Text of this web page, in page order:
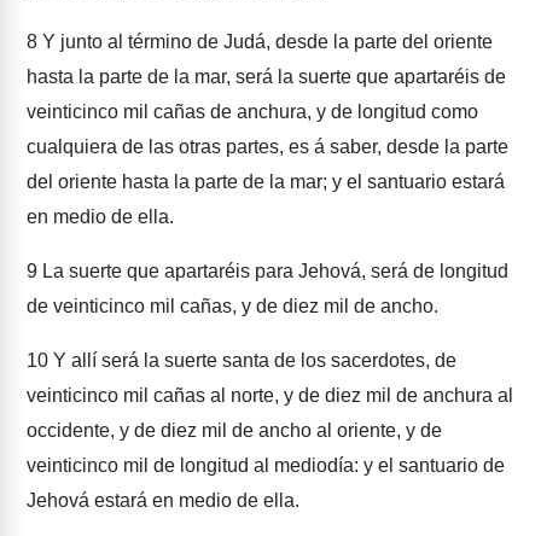
8 Y junto al término de Judá, desde la parte del oriente
hasta la parte de la mar, será la suerte que apartaréis de
veinticinco mil cañas de anchura, y de longitud como
cualquiera de las otras partes, es á saber, desde la parte
del oriente hasta la parte de la mar; y el santuario estará
en medio de ella.
9 La suerte que apartaréis para Jehová, será de longitud
de veinticinco mil cañas, y de diez mil de ancho.
10 Y allí será la suerte santa de los sacerdotes, de
veinticinco mil cañas al norte, y de diez mil de anchura al
occidente, y de diez mil de ancho al oriente, y de
veinticinco mil de longitud al mediodía: y el santuario de
Jehová estará en medio de ella.